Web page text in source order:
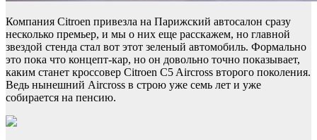
Компания Citroen привезла на Парижский автосалон сразу
несколько премьер, и мы о них еще расскажем, но главной
звездой стенда стал вот этот зеленый автомобиль. Формально
это пока что концепт-кар, но он довольно точно показывает,
каким станет кроссовер Citroen C5 Aircross второго поколения.
Ведь нынешний Aircross в строю уже семь лет и уже
собирается на пенсию.